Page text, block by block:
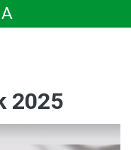
2025